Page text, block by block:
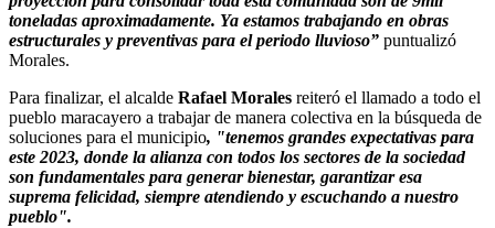
toneladas aproximadamente. Ya estamos trabajando en obras
estructurales y preventivas para el periodo lluvioso” puntualizó
Morales.
Para finalizar, el alcalde Rafael Morales reiteró el llamado a todo el
pueblo maracayero a trabajar de manera colectiva en la búsqueda de
soluciones para el municipio, "tenemos grandes expectativas para
este 2023, donde la alianza con todos los sectores de la sociedad
son fundamentales para generar bienestar, garantizar esa
suprema felicidad, siempre atendiendo y escuchando a nuestro
pueblo".